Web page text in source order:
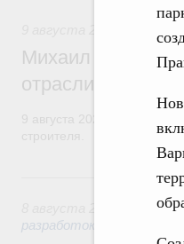
Михаил
отрасли с
разработок